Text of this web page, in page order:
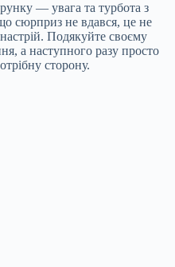
— увага та турбота з
сюрприз не вдався, це не
Подякуйте своєму
а наступного разу просто
сторону.